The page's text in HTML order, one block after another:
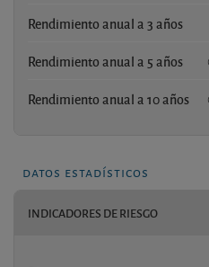
Rendimiento anual a 3 años
Rendimiento anual a 5 años
Rendimiento anual a 10 años
datos estadísticos
INDICADORES DE RIESGO